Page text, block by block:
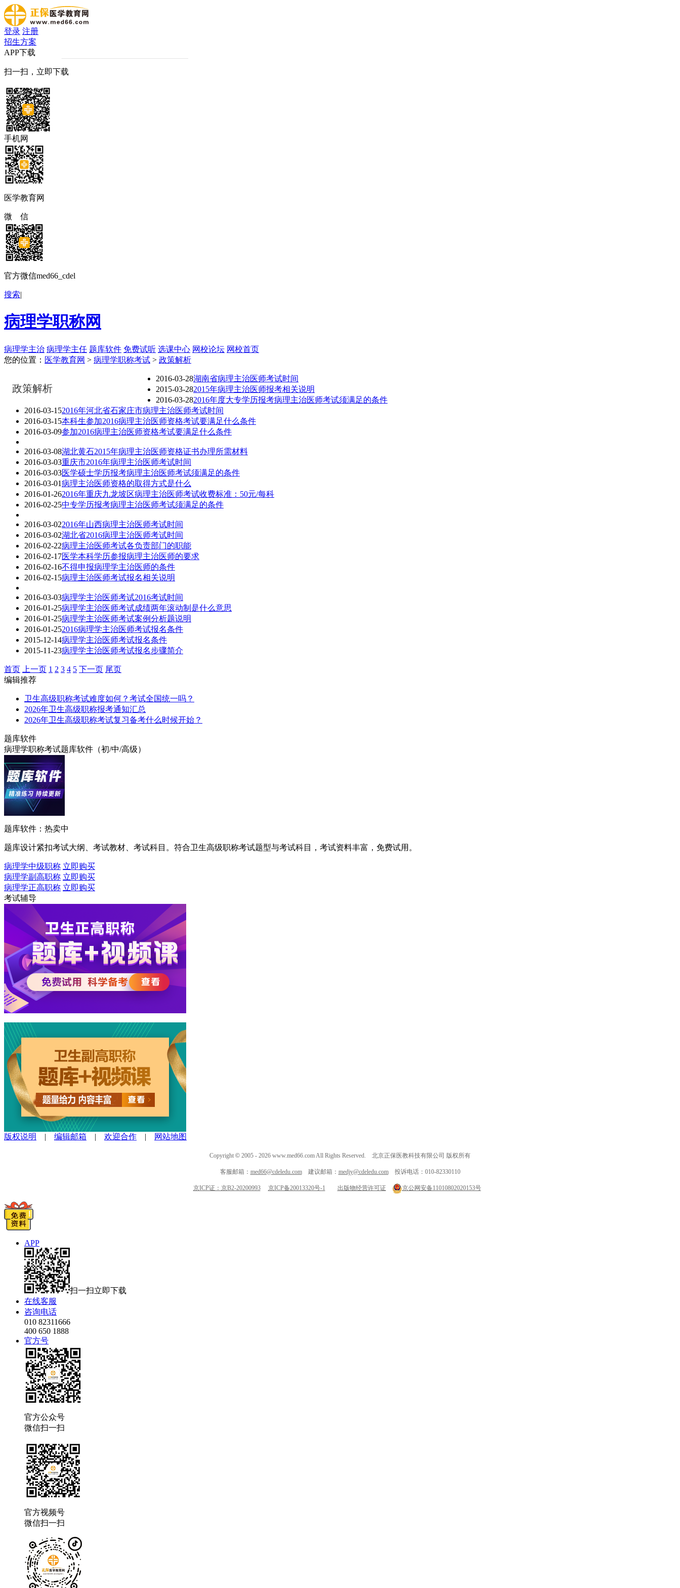
登录 注册
招生方案
APP下载
扫一扫，立即下载
手机网
医学教育网
微 信
官方微信med66_cdel
搜索|
病理学职称网
病理学主治 病理学主任 题库软件 免费试听 选课中心 网校论坛 网校首页
您的位置： 医学教育网 > 病理学职称考试 > 政策解析
政策解析
2016-03-28湖南省病理主治医师考试时间
2015-03-282015年病理主治医师报考相关说明
2016-03-282016年度大专学历报考病理主治医师考试须满足的条件
2016-03-152016年河北省石家庄市病理主治医师考试时间
2016-03-15本科生参加2016病理主治医师资格考试要满足什么条件
2016-03-09参加2016病理主治医师资格考试要满足什么条件
2016-03-08湖北黄石2015年病理主治医师资格证书办理所需材料
2016-03-03重庆市2016年病理主治医师考试时间
2016-03-03医学硕士学历报考病理主治医师考试须满足的条件
2016-03-01病理主治医师资格的取得方式是什么
2016-01-262016年重庆九龙坡区病理主治医师考试收费标准：50元/每科
2016-02-25中专学历报考病理主治医师考试须满足的条件
2016-03-022016年山西病理主治医师考试时间
2016-03-02湖北省2016病理主治医师考试时间
2016-02-22病理主治医师考试各负责部门的职能
2016-02-17医学本科学历参报病理主治医师的要求
2016-02-16不得申报病理学主治医师的条件
2016-02-15病理主治医师考试报名相关说明
2016-03-03病理学主治医师考试2016考试时间
2016-01-25病理学主治医师考试成绩两年滚动制是什么意思
2016-01-25病理学主治医师考试案例分析题说明
2016-01-252016病理学主治医师考试报名条件
2015-12-14病理学主治医师考试报名条件
2015-11-23病理学主治医师考试报名步骤简介
首页 上一页 1 2 3 4 5 下一页 尾页
编辑推荐
卫生高级职称考试难度如何？考试全国统一吗？
2026年卫生高级职称报考通知汇总
2026年卫生高级职称考试复习备考什么时候开始？
题库软件
病理学职称考试题库软件（初/中/高级）
题库软件：热卖中
题库设计紧扣考试大纲、考试教材、考试科目。符合卫生高级职称考试题型与考试科目，考试资料丰富，免费试用。
病理学中级职称 立即购买
病理学副高职称 立即购买
病理学正高职称 立即购买
考试辅导
版权说明 | 编辑邮箱 | 欢迎合作 | 网站地图
Copyright © 2005 - 2026 www.med66.com All Rights Reserved. 北京正保医教科技有限公司 版权所有
客服邮箱： med66@cdeledu.com建议邮箱： medjy@cdeledu.com投诉电话：010-82330110
京ICP证：京B2-20200993 京ICP备20013320号-1 出版物经营许可证 京公网安备11010802020153号
APP
扫一扫立即下载
在线客服
咨询电话
010 82311666
400 650 1888
官方号
官方公众号
微信扫一扫
官方视频号
微信扫一扫